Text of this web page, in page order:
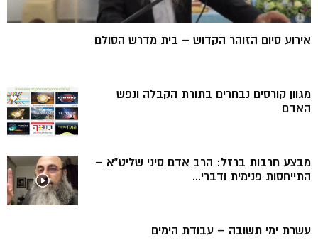
אירוע סיום הזוהר הקדוש – בית מדרש הסולם
מגוון קורסים נבחרים בתורת הקבלה ונפש
האדם
מבצע חרבות ברזל: הרב אדם סיני שליט”א –
התייחסות פנימית ודברי...
עשרת ימי תשובה – עבודת הימים